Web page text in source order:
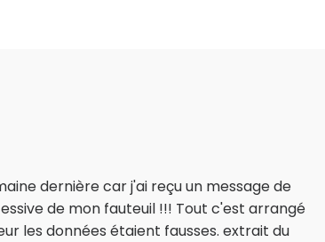
dernière car j'ai reçu un message de
de mon fauteuil !!! Tout c'est arrangé
les données étaient fausses. extrait du